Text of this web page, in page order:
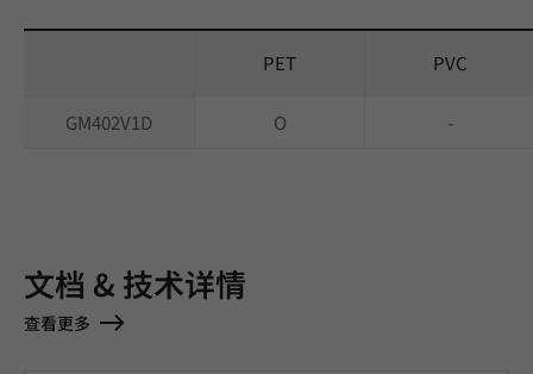
PET PVC
GM402V1D O -
文档 & 技术详情
查看更多